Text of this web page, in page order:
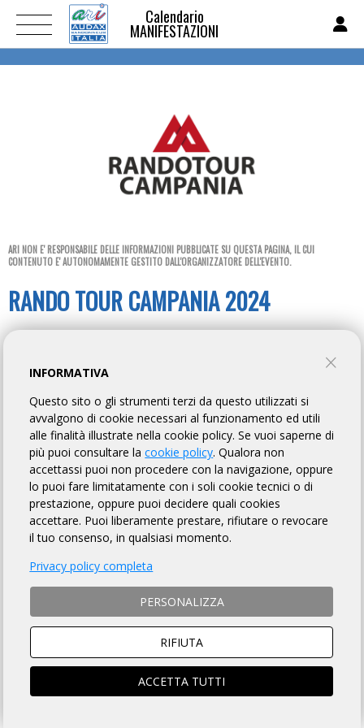
Calendario
MANIFESTAZIONI
ARI NON E' RESPONSABILE DELLE INFORMAZIONI PUBBLICATE SU QUESTA PAGINA, IL CUI
CONTENUTO E' AUTONOMAMENTE GESTITO DALL'ORGANIZZATORE DELL'EVENTO.
RANDO TOUR CAMPANIA 2024
INFORMAZIONI REGOLAMENTO
ELENCO BREVETTI
CLASSIFICHE
DISTANZA
2600 Km totali
3333101905
E-MAIL
INFORMATIVA
Questo sito o gli strumenti terzi da questo utilizzati si
avvalgono di cookie necessari al funzionamento ed utili
alle finalità illustrate nella cookie policy. Se vuoi saperne di
più puoi consultare lacookie policy. Qualora non
accettassi puoi non procedere con la navigazione, oppure
lo puoi fare limitatamente con i soli cookie tecnici o di
prestazione, oppure puoi decidere quali cookies
accettare. Puoi liberamente prestare, rifiutare o revocare
il tuo consenso, in qualsiasi momento.
Privacy policy completa
PERSONALIZZA
RIFIUTA
ACCETTA TUTTI